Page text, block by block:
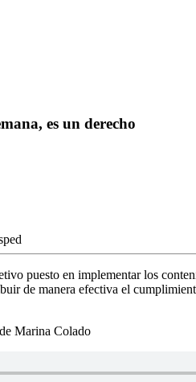
es un derecho
puesto en implementar los
de manera efectiva el
Marina Colado